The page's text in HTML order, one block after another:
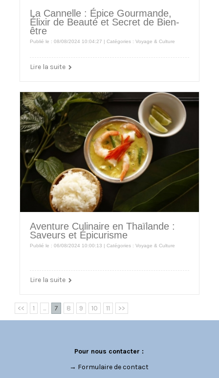
La Cannelle : Épice Gourmande,
Élixir de Beauté et Secret de Bien-
être
Publié le : 08/08/2024 10:04:27 | Catégories : Voyage & Culture
Lire la suite
Aventure Culinaire en Thaïlande :
Saveurs et Épicurisme
Publié le : 06/08/2024 10:00:13 | Catégories : Voyage & Culture
Lire la suite
<< 1 ... 7 8 9 10 11 >>
Pour nous contacter :
→ Formulaire de contact